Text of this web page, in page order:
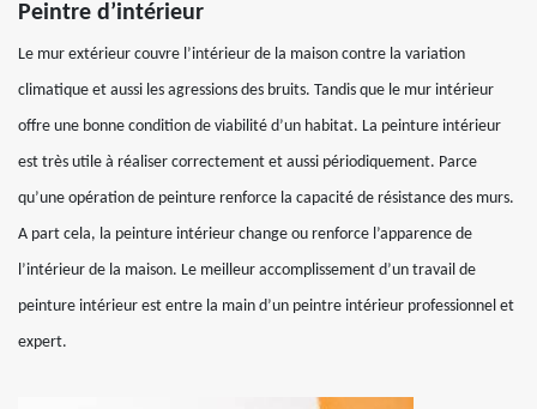
Peintre d’intérieur
Le mur extérieur couvre l’intérieur de la maison contre la variation
climatique et aussi les agressions des bruits. Tandis que le mur intérieur
offre une bonne condition de viabilité d’un habitat. La peinture intérieur
est très utile à réaliser correctement et aussi périodiquement. Parce
qu’une opération de peinture renforce la capacité de résistance des murs.
A part cela, la peinture intérieur change ou renforce l’apparence de
l’intérieur de la maison. Le meilleur accomplissement d’un travail de
peinture intérieur est entre la main d’un peintre intérieur professionnel et
expert.